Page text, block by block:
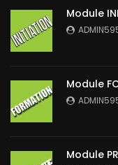
Module
Module
Module